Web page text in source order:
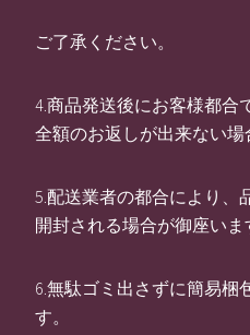
ご了承ください。
4.商品発送後にお客様都合
全額のお返しが出来ない場
5.配送業者の都合により、
開封される場合が御座いま
6.無駄ゴミ出さずに簡易梱
す。